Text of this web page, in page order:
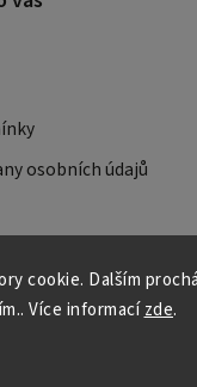
cookie. Dalším
Více informacízde.
osobních údajů